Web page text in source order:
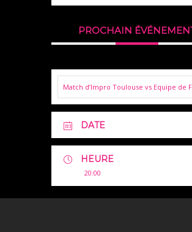
PROCHAIN
Match d’Impro Toulouse vs Equipe de
DATE
HEURE
20:00